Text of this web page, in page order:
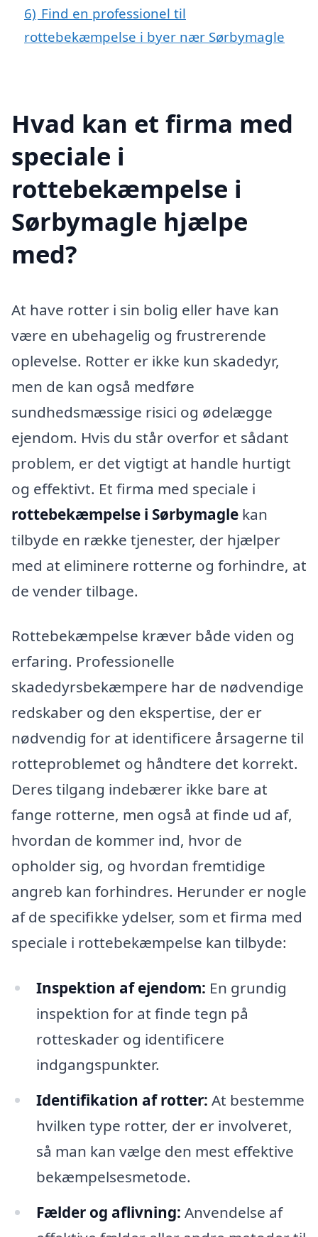
6) Find en professionel til
rottebekæmpelse i byer nær Sørbymagle
Hvad kan et firma med
speciale i
rottebekæmpelse i
Sørbymagle hjælpe
med?
At have rotter i sin bolig eller have kan
være en ubehagelig og frustrerende
oplevelse. Rotter er ikke kun skadedyr,
men de kan også medføre
sundhedsmæssige risici og ødelægge
ejendom. Hvis du står overfor et sådant
problem, er det vigtigt at handle hurtigt
og effektivt. Et firma med speciale i
rottebekæmpelse i Sørbymagle kan
tilbyde en række tjenester, der hjælper
med at eliminere rotterne og forhindre, at
de vender tilbage.
Rottebekæmpelse kræver både viden og
erfaring. Professionelle
skadedyrsbekæmpere har de nødvendige
redskaber og den ekspertise, der er
nødvendig for at identificere årsagerne til
rotteproblemet og håndtere det korrekt.
Deres tilgang indebærer ikke bare at
fange rotterne, men også at finde ud af,
hvordan de kommer ind, hvor de
opholder sig, og hvordan fremtidige
angreb kan forhindres. Herunder er nogle
af de specifikke ydelser, som et firma med
speciale i rottebekæmpelse kan tilbyde:
Inspektion af ejendom: En grundig
inspektion for at finde tegn på
rotteskader og identificere
indgangspunkter.
Identifikation af rotter: At bestemme
hvilken type rotter, der er involveret,
så man kan vælge den mest effektive
bekæmpelsesmetode.
Fælder og aflivning: Anvendelse af